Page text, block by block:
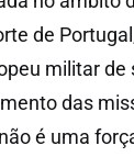
de
militar
das
é uma